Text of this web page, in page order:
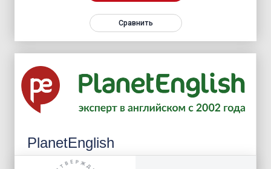
Сравнить
PlanetEnglish